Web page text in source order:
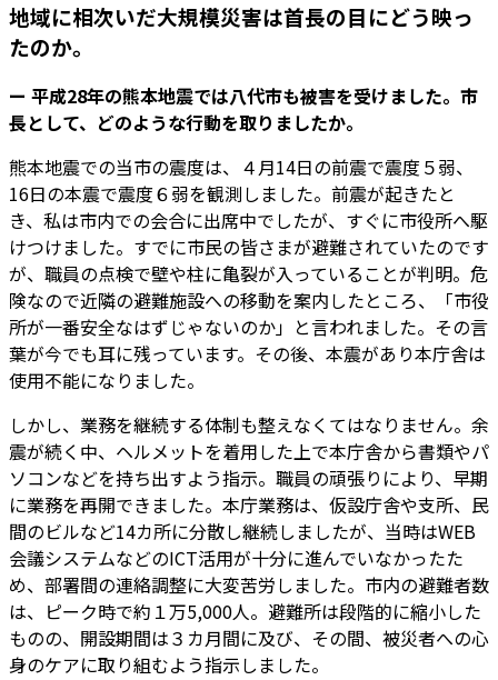
地域に相次いだ大規模災害は首長の目にどう映っ
たのか。
ー 平成28年の熊本地震では八代市も被害を受けました。市
長として、どのような行動を取りましたか。
熊本地震での当市の震度は、４月14日の前震で震度５弱、
16日の本震で震度６弱を観測しました。前震が起きたと
き、私は市内での会合に出席中でしたが、すぐに市役所へ駆
けつけました。すでに市民の皆さまが避難されていたのです
が、職員の点検で壁や柱に亀裂が入っていることが判明。危
険なので近隣の避難施設への移動を案内したところ、「市役
所が一番安全なはずじゃないのか」と言われました。その言
葉が今でも耳に残っています。その後、本震があり本庁舎は
使用不能になりました。
しかし、業務を継続する体制も整えなくてはなりません。余
震が続く中、ヘルメットを着用した上で本庁舎から書類やパ
ソコンなどを持ち出すよう指示。職員の頑張りにより、早期
に業務を再開できました。本庁業務は、仮設庁舎や支所、民
間のビルなど14カ所に分散し継続しましたが、当時はWEB
会議システムなどのICT活用が十分に進んでいなかったた
め、部署間の連絡調整に大変苦労しました。市内の避難者数
は、ピーク時で約１万5,000人。避難所は段階的に縮小した
ものの、開設期間は３カ月間に及び、その間、被災者への心
身のケアに取り組むよう指示しました。